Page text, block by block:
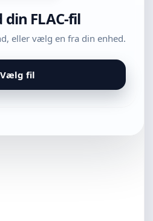
din FLAC-fil
eller vælg en fra din enhed.
Vælg fil